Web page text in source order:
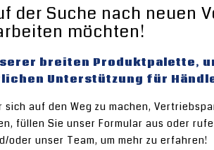
der Suche nach neuen
möchten!
breiten Produktpalette,
Unterstützung für
sich auf den Weg zu machen,
füllen Sie unser Formular aus oder
oder unser Team, um mehr zu erfahren!